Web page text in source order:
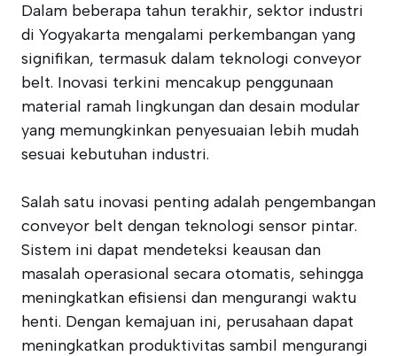
Dalam beberapa tahun terakhir, sektor industri
di Yogyakarta mengalami perkembangan yang
signifikan, termasuk dalam teknologi conveyor
belt. Inovasi terkini mencakup penggunaan
material ramah lingkungan dan desain modular
yang memungkinkan penyesuaian lebih mudah
sesuai kebutuhan industri.
Salah satu inovasi penting adalah pengembangan
conveyor belt dengan teknologi sensor pintar.
Sistem ini dapat mendeteksi keausan dan
masalah operasional secara otomatis, sehingga
meningkatkan efisiensi dan mengurangi waktu
henti. Dengan kemajuan ini, perusahaan dapat
meningkatkan produktivitas sambil mengurangi